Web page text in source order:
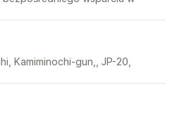
Kamiminochi-gun,, JP-20,